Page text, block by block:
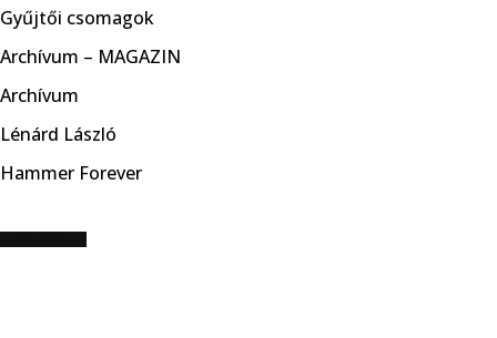
Gyűjtői csomagok
Archívum – MAGAZIN
Archívum
Lénárd László
Hammer Forever